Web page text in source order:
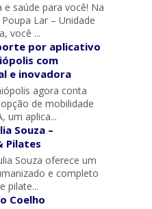
e saúde para você! Na
Lar – Unidade
você ...
por aplicativo
com
e inovadora
agora conta
de mobilidade
um aplica...
Souza –
Pilates
Souza oferece um
e completo
pilate...
Coelho